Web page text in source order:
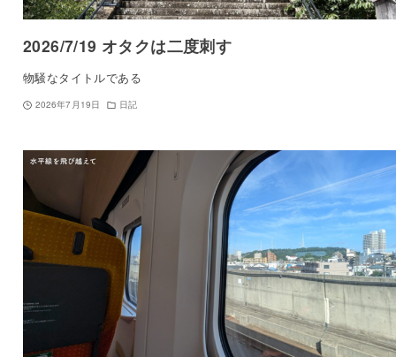
2026/7/19 オタクは二度刺す
物騒なタイトルである
2026年7月19日 日記